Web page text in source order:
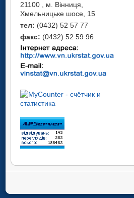
21100 , м. Вінниця,
Хмельницьке шосе, 15
тел: (0432) 52 57 77
факс: (0432) 52 59 96